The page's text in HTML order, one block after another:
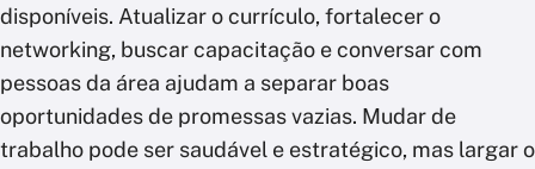
disponíveis. Atualizar o currículo, fortalecer o
networking, buscar capacitação e conversar com
pessoas da área ajudam a separar boas
oportunidades de promessas vazias. Mudar de
trabalho pode ser saudável e estratégico, mas largar o